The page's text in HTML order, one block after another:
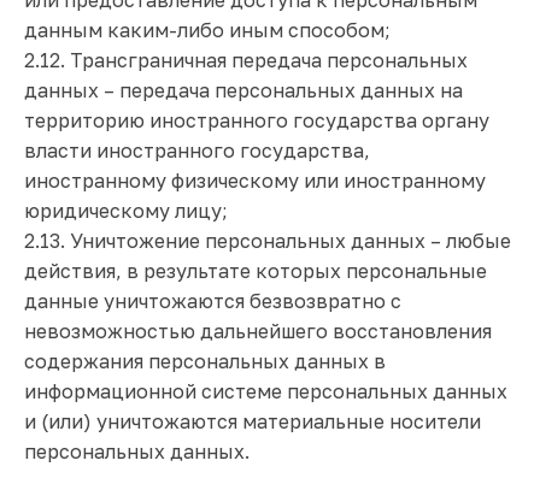
данным каким-либо иным способом;
2.12. Трансграничная передача персональных
данных – передача персональных данных на
территорию иностранного государства органу
власти иностранного государства,
иностранному физическому или иностранному
юридическому лицу;
2.13. Уничтожение персональных данных – любые
действия, в результате которых персональные
данные уничтожаются безвозвратно с
невозможностью дальнейшего восстановления
содержания персональных данных в
информационной системе персональных данных
и (или) уничтожаются материальные носители
персональных данных.